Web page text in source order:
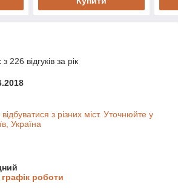
226 відгуків за рік
з різних міст. Уточнюйте у
Україна
роботи